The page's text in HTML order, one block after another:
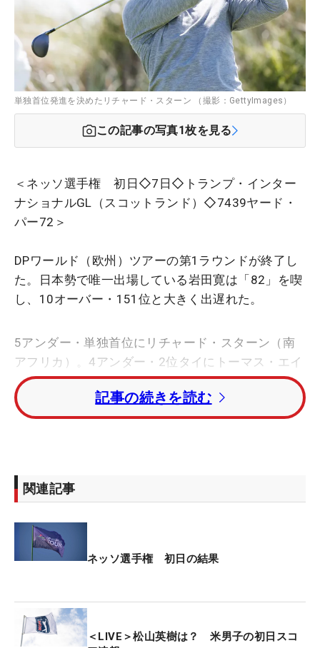
単独首位発進を決めたリチャード・スターン （撮影：GettyImages）
この記事の写真1枚を見る
＜ネッソ選手権 初日◇7日◇トランプ・インター
ナショナルGL（スコットランド）◇7439ヤード・
パー72＞
DPワールド（欧州）ツアーの第1ラウンドが終了し
た。日本勢で唯一出場している岩田寛は「82」を喫
し、10オーバー・151位と大きく出遅れた。
5アンダー・単独首位にリチャード・スターン（南
アフリカ）。4アンダー・2位タイにトーマス・エイ
ケン、ルイス・アルバーツ（ともに南アフリカ）、
アンドレアス・ハルボルセン（ノルウェー）が続い
た。
トファー・レイタン（ノルウェー）は、イーブンパ
ー・27位タイで滑り出した。
今大会の賞金総額は275万ドル（約4億449万円）。
優勝者には46万7500ドル（約6877万円）が贈られ
記事の続きを読む
関連記事
ネッソ選手権 初日の結果
＜LIVE＞松山英樹は？ 米男子の初日スコ